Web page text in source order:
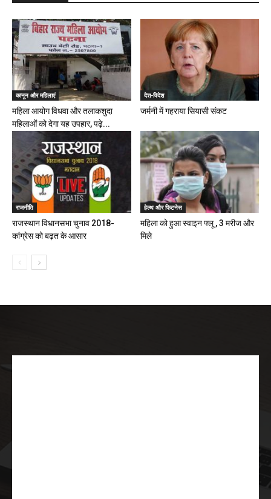
कानून और महिलाएं
महिला आयोग विधवा और तलाकशुदा
महिलाओं को देगा यह उपहार, पढ़े...
देश-विदेश
जर्मनी में गहराया सियासी संकट
राजनीति
राजस्थान विधानसभा चुनाव 2018-
कांग्रेस को बढ़त के आसार
हेल्थ और फिटनेस
महिला को हुआ स्वाइन फ्लू , 3 मरीज और
मिले